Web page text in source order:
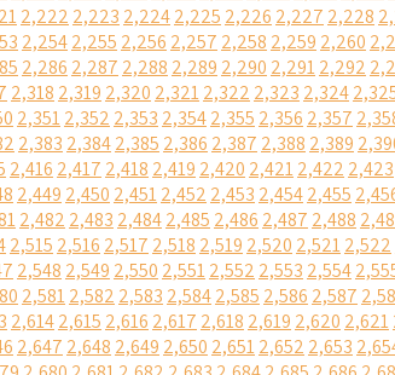
2,222 2,223 2,2242,225 2,226 2,227 2,228
2,2542,255 2,256 2,257 2,258 2,259 2,260
2,286 2,287 2,288 2,289 2,290 2,2912,292
2,318 2,319 2,320 2,3212,322 2,323 2,324
2,3512,352 2,353 2,3542,355 2,356 2,357
2,383 2,3842,385 2,386 2,387 2,388 2,389
2,416 2,417 2,418 2,419 2,420 2,4212,422 2,423
2,449 2,450 2,4512,452 2,453 2,4542,455
2,482 2,483 2,4842,485 2,486 2,487 2,488
2,515 2,516 2,517 2,518 2,519 2,520 2,5212,522
2,548 2,549 2,550 2,5512,552 2,553 2,554
2,5812,582 2,583 2,5842,585 2,586 2,587
2,6142,615 2,616 2,617 2,618 2,619 2,620 2,621
2,647 2,648 2,649 2,650 2,6512,652 2,653